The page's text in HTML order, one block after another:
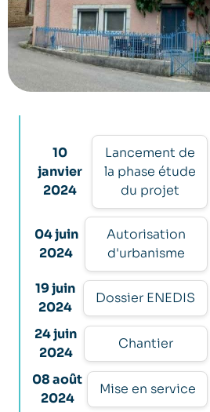
10
janvier
2024
Lancement de
la phase étude
du projet
04 juin
2024
Autorisation
d'urbanisme
19 juin
2024
Dossier ENEDIS
24 juin
2024
Chantier
08 août
2024
Mise en service